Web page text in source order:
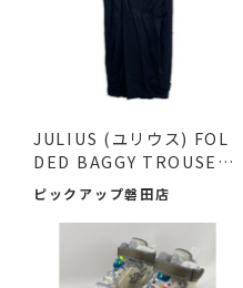
JULIUS (ユリウス) FOL
DED BAGGY TROUSERS
ブラッ...
ピックアップ磐田店